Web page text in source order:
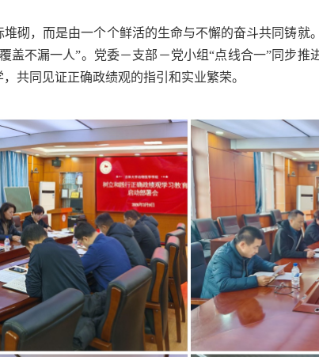
砌，而是由一个个鲜活的生命与不懈的奋斗共同铸就
盖不漏一人”。党委－支部－党小组“点线合一”同步推
共同见证正确政绩观的指引和实业繁荣。